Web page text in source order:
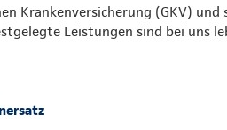
Krankenversicherung (GKV) und
Leistungen sind bei uns